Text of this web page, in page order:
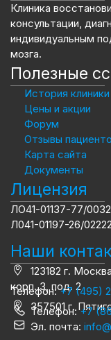
Клиника
консультации,
индивидуальным
мозга.
Полезные
История клиники
Цены и акции
Форум
Отзывы
Карта сайта
Документы
Лицензия
ЛО41-01137-77/
Л041-01197-26/
Наши
123182 г.
корп. 3, под. 2
Телефон:+7 (495)
357501 г.
Телефон:+7
Эл. почта: